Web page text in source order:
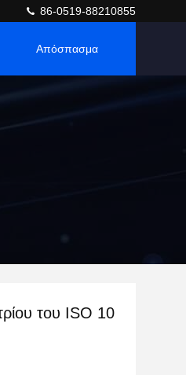
86-0519-88210855
Απόσπασμα
του ISO 10